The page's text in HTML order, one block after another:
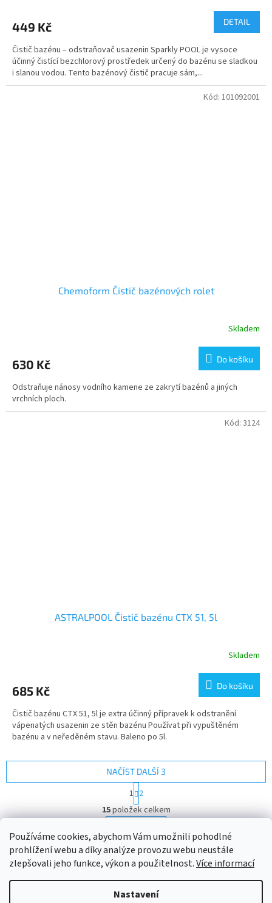
Používáme cookies, abychom Vám umožnili pohodlné
prohlížení webu a díky analýze provozu webu neustále
zlepšovali jeho funkce, výkon a použitelnost.Více informací
Nastavení
449 Kč DETAIL
Čistič bazénu – odstraňovač usazenin Sparkly POOL je vysoce
účinný čistící bezchlorový prostředek určený do bazénu se sladkou
i slanou vodou. Tento bazénový čistič pracuje sám,...
Chemoform Čistič bazénových rolet
Skladem
630 Kč Do košíku
Odstraňuje nánosy vodního kamene ze zakrytí bazénů a jiných
vrchních ploch.
Kód: 101092001
ASTRALPOOL Čistič bazénu CTX 51, 5l
Skladem
685 Kč Do košíku
Čistič bazénu CTX 51, 5l je extra účinný přípravek k odstranění
vápenatých usazenin ze stěn bazénu Používat při vypuštěném
bazénu a v neředěném stavu. Baleno po 5l.
Kód: 3124
O
v
á
d
a
í
p
NAČÍST DALŠÍ 3
S
t
r
á
k
o
v
á
n
í
1 2
15položek celkem